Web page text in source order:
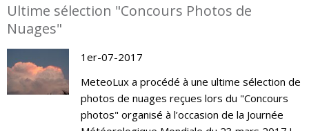
Ultime sélection "Concours Photos de
Nuages"
1er-07-2017
MeteoLux a procédé à une ultime sélection de
photos de nuages reçues lors du "Concours
photos" organisé à l’occasion de la Journée